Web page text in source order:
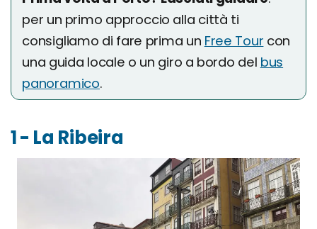
per un primo approccio alla città ti
consigliamo di fare prima un Free Tour con
una guida locale o un giro a bordo del bus
panoramico.
1 - La Ribeira